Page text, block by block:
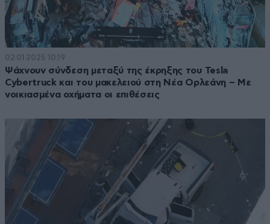
02·01·2025 10:19
Ψάχνουν σύνδεση μεταξύ της έκρηξης του Tesla
Cybertruck και του μακελειού στη Νέα Ορλεάνη – Με
νοικιασμένα οχήματα οι επιθέσεις